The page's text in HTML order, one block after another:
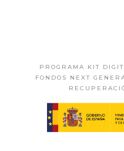
PROGRAMA KIT
FONDOS NEXT